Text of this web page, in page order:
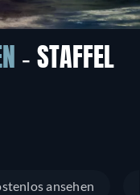
- STAFFEL
ansehen